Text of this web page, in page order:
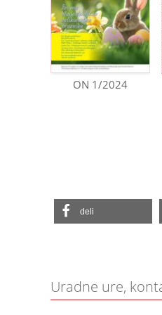
ON 1/2024
deli
Uradne ure,